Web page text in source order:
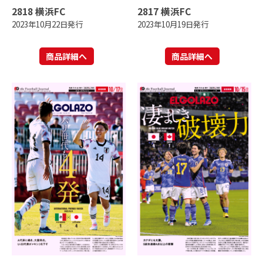
2818 横浜FC
2023年10月22日発行
商品詳細へ
2817 横浜FC
2023年10月19日発行
商品詳細へ